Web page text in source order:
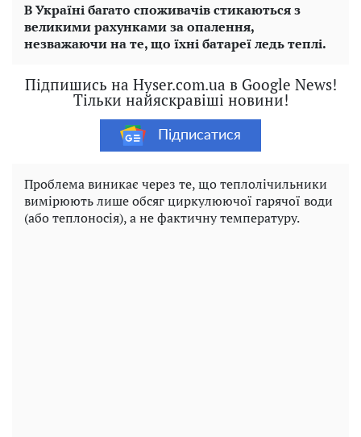
В Україні багато споживачів стикаються з
великими рахунками за опалення,
незважаючи на те, що їхні батареї ледь теплі.
Підпишись на Hyser.com.ua в Google News!
Тільки найяскравіші новини!
Підписатися
Проблема виникає через те, що теплолічильники
вимірюють лише обсяг циркулюючої гарячої води
(або теплоносія), а не фактичну температуру.